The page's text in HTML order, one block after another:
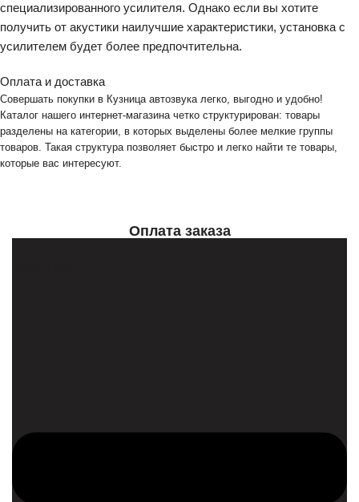
специализированного усилителя. Однако если вы хотите
получить от акустики наилучшие характеристики, установка с
усилителем будет более предпочтительна.
Оплата и доставка
Совершать покупки в Кузница автозвука легко, выгодно и удобно!
Каталог нашего интернет-магазина четко структурирован: товары
разделены на категории, в которых выделены более мелкие группы
товаров. Такая структура позволяет быстро и легко найти те товары,
которые вас интересуют.
Оплата заказа